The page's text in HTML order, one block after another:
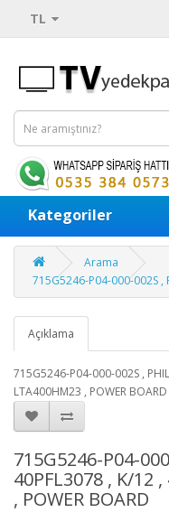
TL
Kategoriler
Arama
715G5246-P04-000-002S ,
Açıklama
715G5246-P04-000-002S ,
LTA400HM23 , POWER BOARD
715G5246-P04-
40PFL3078 , K/12
, POWER BOARD